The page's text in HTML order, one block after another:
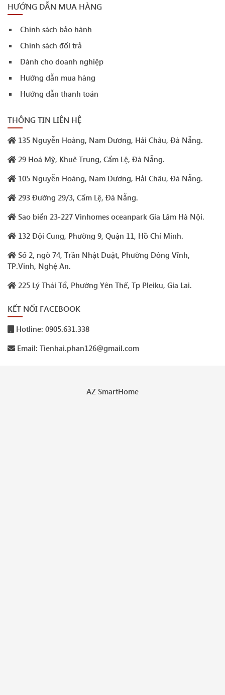
HƯỚNG DẪN MUA HÀNG
Chính sách bảo hành
Chính sách đổi trả
Dành cho doanh nghiệp
Hướng dẫn mua hàng
Hướng dẫn thanh toán
THÔNG TIN LIÊN HỆ
135 Nguyễn Hoàng, Nam Dương, Hải Châu, Đà Nẵng.
29 Hoá Mỹ, Khuê Trung, Cẩm Lệ, Đà Nẵng.
105 Nguyễn Hoàng, Nam Dương, Hải Châu, Đà Nẵng.
293 Đường 29/3, Cẩm Lệ, Đà Nẵng.
Sao biển 23-227 Vinhomes oceanpark Gia Lâm Hà Nội.
132 Đội Cung, Phường 9, Quận 11, Hồ Chí Minh.
Số 2, ngõ 74, Trần Nhật Duật, Phường Đông Vĩnh,
TP.Vinh, Nghệ An.
225 Lý Thái Tổ, Phường Yên Thế, Tp Pleiku, Gia Lai.
KẾT NỐI FACEBOOK
Hotline: 0905.631.338
Email: Tienhai.phan126@gmail.com
AZ SmartHome